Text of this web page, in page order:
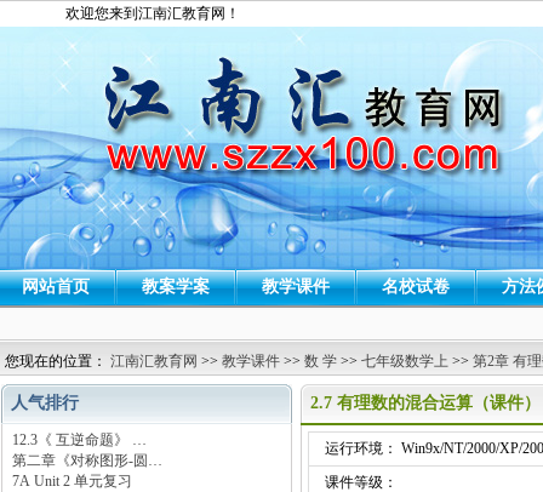
欢迎您来到江南汇教育网！
网站首页 教案学案 教学课件 名校试卷 方法
您现在的位置： 江南汇教育网 >> 教学课件 >> 数 学 >> 七年级数学上 >> 第2章 有
人气排行
12.3《 互逆命题》 …
第二章《对称图形-圆…
7A Unit 2 单元复习
2.7 有理数的混合运算（课件）
运行环境： Win9x/NT/2000/XP/
课件等级：